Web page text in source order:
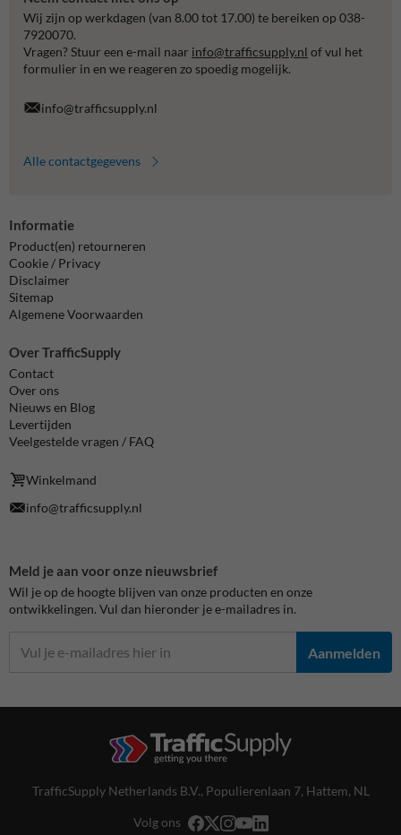
Wij zijn op werkdagen (van 8.00 tot 17.00) te bereiken op 038-
7920070.
Vragen? Stuur een e-mail naar info@trafficsupply.nl of vul het
formulier in en we reageren zo spoedig mogelijk.
info@trafficsupply.nl
Alle contactgegevens
Informatie
Product(en) retourneren
Cookie / Privacy
Disclaimer
Sitemap
Algemene Voorwaarden
Over TrafficSupply
Contact
Over ons
Nieuws en Blog
Levertijden
Veelgestelde vragen / FAQ
Winkelmand
info@trafficsupply.nl
Meld je aan voor onze nieuwsbrief
Wil je op de hoogte blijven van onze producten en onze
ontwikkelingen. Vul dan hieronder je e-mailadres in.
Aanmelden
TrafficSupply Netherlands B.V., Populierenlaan 7, Hattem, NL
Volg ons